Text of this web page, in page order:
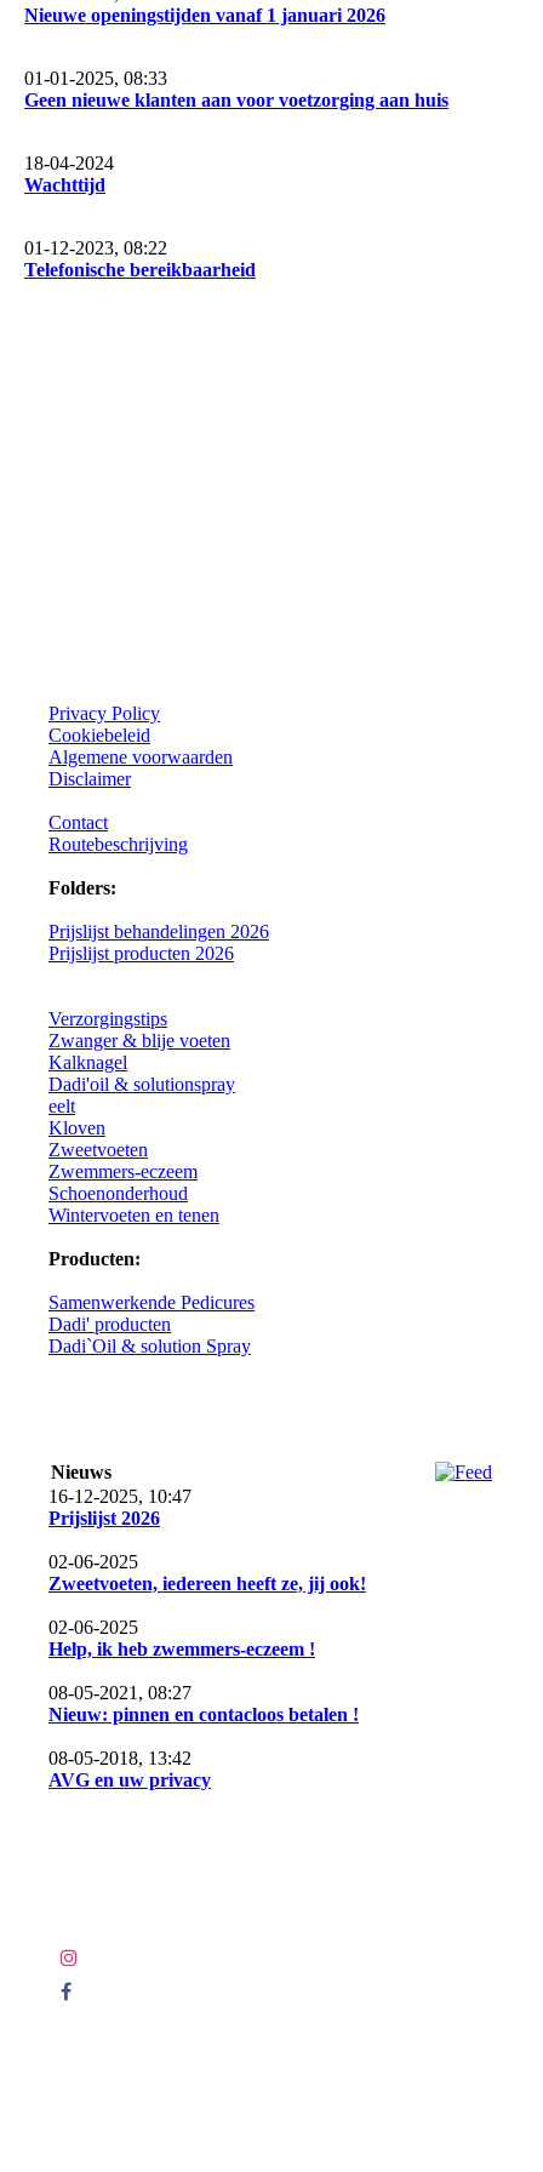
Nieuwe openingstijden vanaf 1 januari 2026
01-01-2025, 08:33
Geen nieuwe klanten aan voor voetzorging aan huis
18-04-2024
Wachttijd
01-12-2023, 08:22
Telefonische bereikbaarheid
Privacy Policy
Cookiebeleid
Algemene voorwaarden
Disclaimer
Contact
Routebeschrijving
Folders:
Prijslijst behandelingen 2026
Prijslijst producten 2026
Verzorgingstips
Zwanger & blije voeten
Kalknagel
Dadi'oil & solutionspray
eelt
Kloven
Zweetvoeten
Zwemmers-eczeem
Schoenonderhoud
Wintervoeten en tenen
Producten:
Samenwerkende Pedicures
Dadi' producten
Dadi`Oil & solution Spray
Nieuws
16-12-2025, 10:47
Prijslijst 2026
02-06-2025
Zweetvoeten, iedereen heeft ze, jij ook!
02-06-2025
Help, ik heb zwemmers-eczeem !
08-05-2021, 08:27
Nieuw: pinnen en contacloos betalen !
08-05-2018, 13:42
AVG en uw privacy